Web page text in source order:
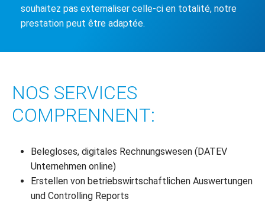
souhaitez pas externaliser celle-ci en totalité, notre
prestation peut être adaptée.
NOS SERVICES
COMPRENNENT:
Belegloses, digitales Rechnungswesen (DATEV
Unternehmen online)
Erstellen von betriebswirtschaftlichen Auswertungen
und Controlling Reports